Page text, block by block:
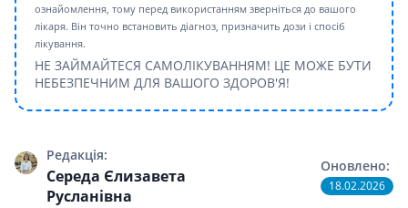
ознайомлення, тому перед використанням зверніться до вашого
лікаря. Він точно встановить діагноз, призначить дози і спосіб
лікування.
НЕ ЗАЙМАЙТЕСЯ САМОЛІКУВАННЯМ! ЦЕ МОЖЕ БУТИ
НЕБЕЗПЕЧНИМ ДЛЯ ВАШОГО ЗДОРОВ'Я!
Редакція:
Середа Єлизавета
Русланівна
Оновлено:
18.02.2026